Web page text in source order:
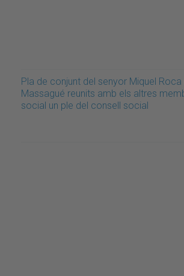
Pla de conjunt del senyor Miquel Roca
Massagué reunits amb els altres
social un ple del consell social